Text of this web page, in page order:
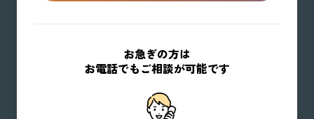
お急ぎの方は
お電話でもご相談が可能です